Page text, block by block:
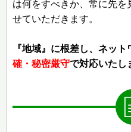
は何をすべきか、常に先を
せていただきます。
『地域』に根差し、ネット
確・秘密厳守で対応いたし